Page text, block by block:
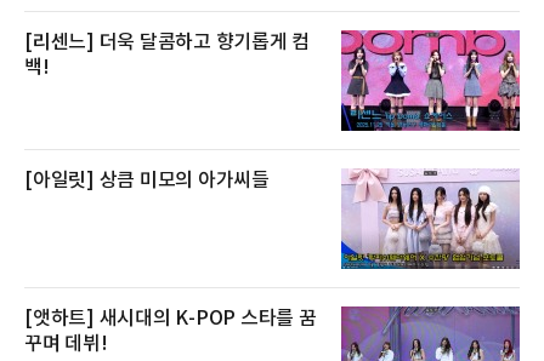
[리센느] 더욱 달콤하고 향기롭게 컴
백!
[아일릿] 상큼 미모의 아가씨들
[앳하트] 새시대의 K-POP 스타를 꿈
꾸며 데뷔!